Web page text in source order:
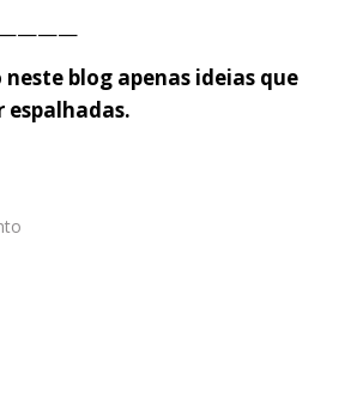
blog apenas ideias que
espalhadas.